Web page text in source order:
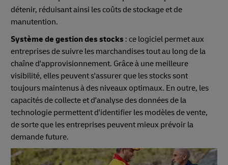
détenir, réduisant ainsi les coûts de stockage et de
manutention.
Système de gestion des stocks : ce logiciel permet aux
entreprises de suivre les marchandises tout au long de la
chaîne d'approvisionnement. Grâce à une meilleure
visibilité, elles peuvent s'assurer que les stocks sont
toujours maintenus à des niveaux optimaux. En outre, les
capacités de collecte et d'analyse des données de la
technologie permettent d'identifier les modèles de vente,
de sorte que les entreprises peuvent mieux prévoir la
demande future.